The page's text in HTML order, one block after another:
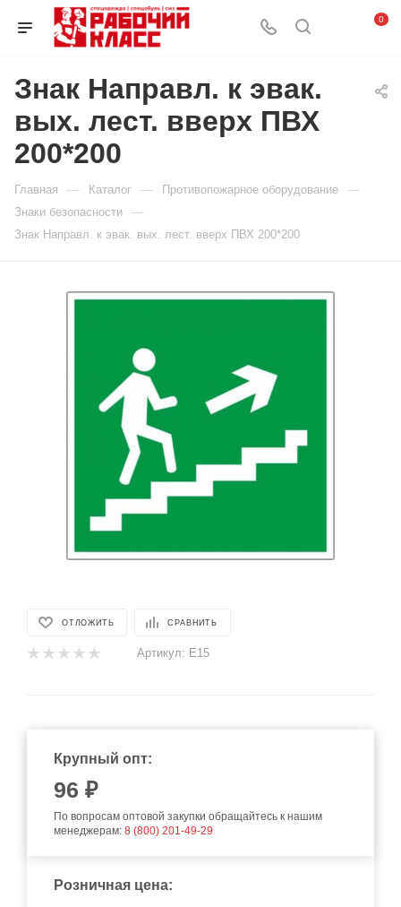
0
Знак Направл. к эвак.
вых. лест. вверх ПВХ
200*200
Главная — Каталог — Противопожарное оборудование —
Знаки безопасности —
Знак Направл. к эвак. вых. лест. вверх ПВХ 200*200
ОТЛОЖИТЬ СРАВНИТЬ
Артикул: Е15
Крупный опт:
96 ₽
По вопросам оптовой закупки обращайтесь к нашим
менеджерам: 8 (800) 201-49-29
Розничная цена: